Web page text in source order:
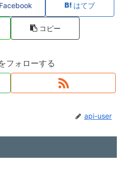
Facebook はてブ
コピー
フォローする
api-user